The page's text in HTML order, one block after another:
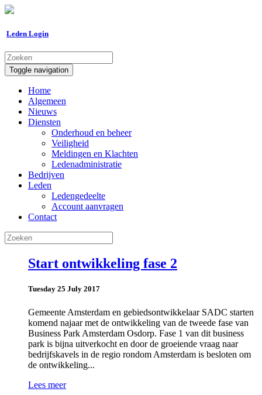
Leden Login
Toggle navigation
Home
Algemeen
Nieuws
Diensten
Onderhoud en beheer
Veiligheid
Meldingen en Klachten
Ledenadministratie
Bedrijven
Leden
Ledengedeelte
Account aanvragen
Contact
Start ontwikkeling fase 2
Tuesday 25 July 2017
Gemeente Amsterdam en gebiedsontwikkelaar SADC starten
komend najaar met de ontwikkeling van de tweede fase van
Business Park Amsterdam Osdorp. Fase 1 van dit business
park is bijna uitverkocht en door de groeiende vraag naar
bedrijfskavels in de regio rondom Amsterdam is besloten om
de ontwikkeling...
Lees meer